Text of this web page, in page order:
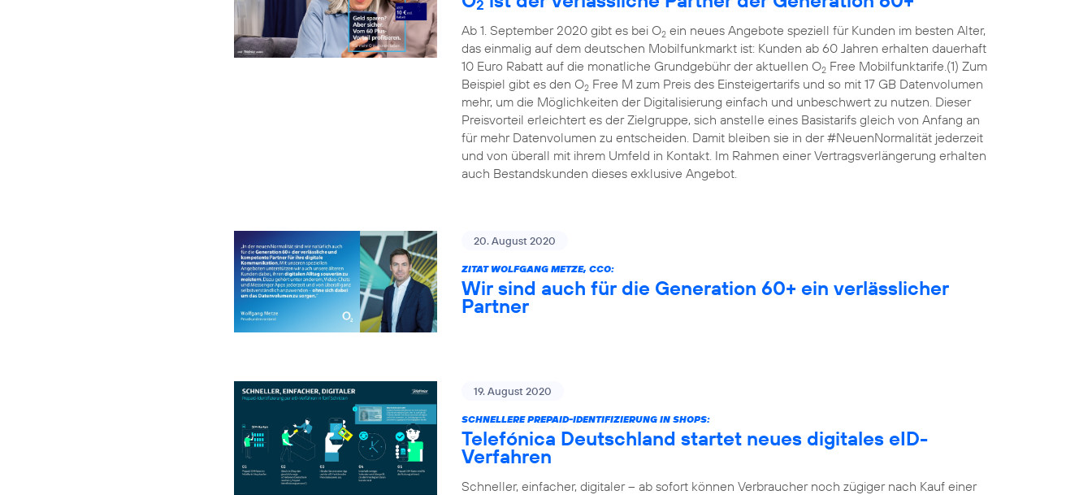
2
Ab 1. September 2020 gibt es bei O2 ein neues Angebote speziell für Kunden im besten Alter,
das einmalig auf dem deutschen Mobilfunkmarkt ist: Kunden ab 60 Jahren erhalten dauerhaft
10 Euro Rabatt auf die monatliche Grundgebühr der aktuellen O2 Free Mobilfunktarife.(1) Zum
Beispiel gibt es den O2 Free M zum Preis des Einsteigertarifs und so mit 17 GB Datenvolumen
mehr, um die Möglichkeiten der Digitalisierung einfach und unbeschwert zu nutzen. Dieser
Preisvorteil erleichtert es der Zielgruppe, sich anstelle eines Basistarifs gleich von Anfang an
für mehr Datenvolumen zu entscheiden. Damit bleiben sie in der #NeuenNormalität jederzeit
und von überall mit ihrem Umfeld in Kontakt. Im Rahmen einer Vertragsverlängerung erhalten
auch Bestandskunden dieses exklusive Angebot.
20. August 2020
ZITAT WOLFGANG METZE, CCO:
Wir sind auch für die Generation 60+ ein verlässlicher
Partner
19. August 2020
SCHNELLERE PREPAID-IDENTIFIZIERUNG IN SHOPS:
Telefónica Deutschland startet neues digitales eID-
Verfahren
Schneller, einfacher, digitaler – ab sofort können Verbraucher noch zügiger nach Kauf einer